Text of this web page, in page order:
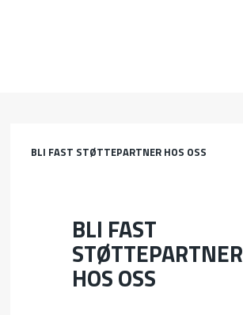
GI EN GAVE
NYHETER
BLI FAST STØTTEPARTNER HOS OSS
BLI FAST
STØTTEPARTNER
HOS OSS